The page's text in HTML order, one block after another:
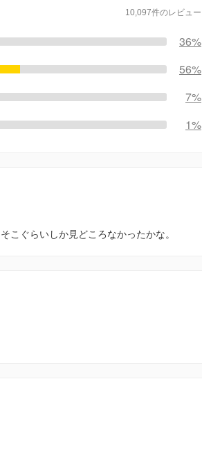
10,097件のレビュー
36%
56%
7%
1%
こぐらいしか見どころなかったかな。